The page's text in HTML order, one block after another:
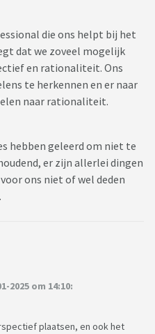
die ons helpt bij het
dat we zoveel mogelijk
en rationaliteit. Ons
te herkennen en er naar
naar rationaliteit.
hebben geleerd om niet te
er zijn allerlei dingen
ons niet of wel deden
2025 om 14:10:
plaatsen, en ook het